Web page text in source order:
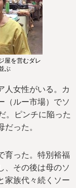
屋を営むダレ
ぶ
人女性がいる。カ
（ルー市場）でソ
。ピンチに陥った
った。
育った。特別裕福
、その後は母のソ
家族代々続くソー